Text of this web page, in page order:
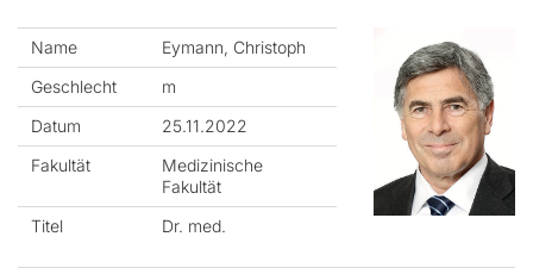
Name
Eymann, Christoph
Geschlecht
m
Datum
25.11.2022
Fakultät
Medizinische
Fakultät
Titel
Dr. med.